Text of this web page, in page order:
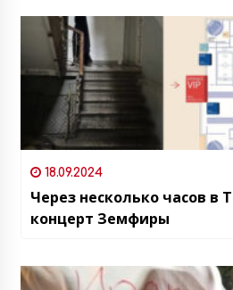
18.09.2024
Через несколько часов в
концерт Земфиры